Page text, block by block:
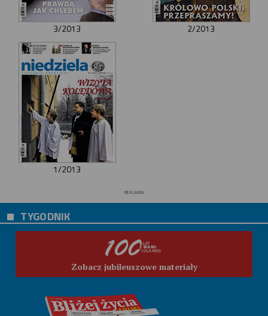
3/2013 2/2013
1/2013
REKLAMA
TYGODNIK
Zobacz jubileuszowe materiały